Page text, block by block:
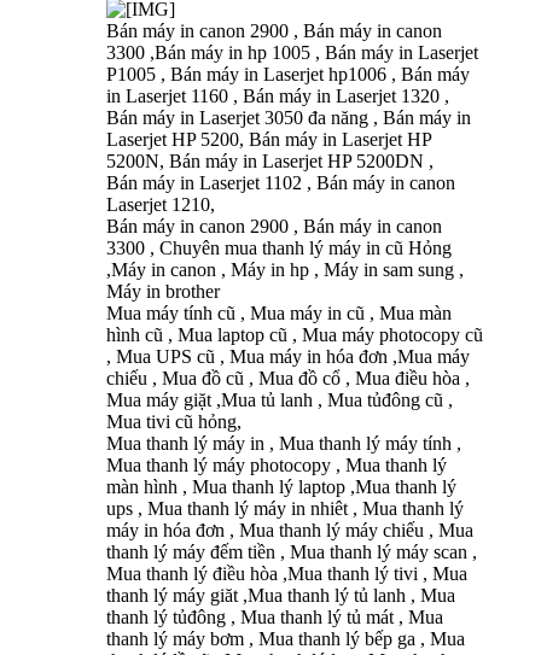
Bán máy in canon 2900 , Bán máy in canon
3300 ,Bán máy in hp 1005 , Bán máy in Laserjet
P1005 , Bán máy in Laserjet hp1006 , Bán máy
in Laserjet 1160 , Bán máy in Laserjet 1320 ,
Bán máy in Laserjet 3050 đa năng , Bán máy in
Laserjet HP 5200, Bán máy in Laserjet HP
5200N, Bán máy in Laserjet HP 5200DN ,
Bán máy in Laserjet 1102 , Bán máy in canon
Laserjet 1210,
Bán máy in canon 2900 , Bán máy in canon
3300 , Chuyên mua thanh lý máy in cũ Hỏng
,Máy in canon , Máy in hp , Máy in sam sung ,
Máy in brother
Mua máy tính cũ , Mua máy in cũ , Mua màn
hình cũ , Mua laptop cũ , Mua máy photocopy cũ
, Mua UPS cũ , Mua máy in hóa đơn ,Mua máy
chiếu , Mua đồ cũ , Mua đồ cổ , Mua điều hòa ,
Mua máy giặt ,Mua tủ lanh , Mua tủđông cũ ,
Mua tivi cũ hỏng,
Mua thanh lý máy in , Mua thanh lý máy tính ,
Mua thanh lý máy photocopy , Mua thanh lý
màn hình , Mua thanh lý laptop ,Mua thanh lý
ups , Mua thanh lý máy in nhiêt , Mua thanh lý
máy in hóa đơn , Mua thanh lý máy chiếu , Mua
thanh lý máy đếm tiền , Mua thanh lý máy scan ,
Mua thanh lý điều hòa ,Mua thanh lý tivi , Mua
thanh lý máy giăt ,Mua thanh lý tủ lanh , Mua
thanh lý tủđông , Mua thanh lý tủ mát , Mua
thanh lý máy bơm , Mua thanh lý bếp ga , Mua